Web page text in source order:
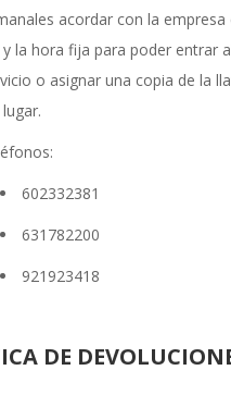
acordar con la empresa
y la hora fija para poder entrar
o asignar una copia de la
602332381
631782200
921923418
DE